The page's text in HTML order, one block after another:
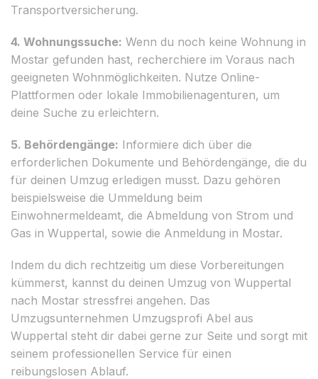
Transportversicherung.
4. Wohnungssuche: Wenn du noch keine Wohnung in
Mostar gefunden hast, recherchiere im Voraus nach
geeigneten Wohnmöglichkeiten. Nutze Online-
Plattformen oder lokale Immobilienagenturen, um
deine Suche zu erleichtern.
5. Behördengänge: Informiere dich über die
erforderlichen Dokumente und Behördengänge, die du
für deinen Umzug erledigen musst. Dazu gehören
beispielsweise die Ummeldung beim
Einwohnermeldeamt, die Abmeldung von Strom und
Gas in Wuppertal, sowie die Anmeldung in Mostar.
Indem du dich rechtzeitig um diese Vorbereitungen
kümmerst, kannst du deinen Umzug von Wuppertal
nach Mostar stressfrei angehen. Das
Umzugsunternehmen Umzugsprofi Abel aus
Wuppertal steht dir dabei gerne zur Seite und sorgt mit
seinem professionellen Service für einen
reibungslosen Ablauf.